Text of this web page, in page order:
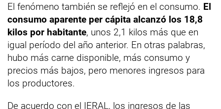
El fenómeno también se reflejó en el consumo. El
consumo aparente per cápita alcanzó los 18,8
kilos por habitante, unos 2,1 kilos más que en
igual período del año anterior. En otras palabras,
hubo más carne disponible, más consumo y
precios más bajos, pero menores ingresos para
los productores.
De acuerdo con el IERAL, los ingresos de las